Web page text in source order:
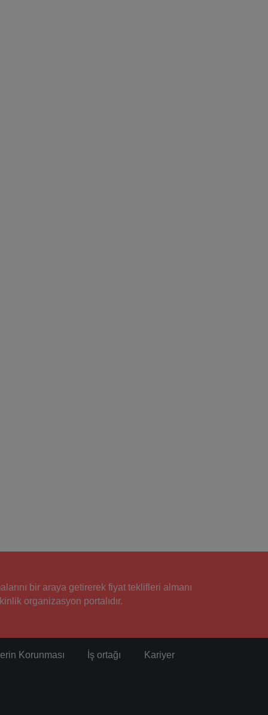
bir araya getirerek fiyat teklifleri almanı
organizasyon portalıdır.
Korunması İş ortağı Kariyer